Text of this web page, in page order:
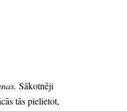
Sākotnēji
tās pielietot,